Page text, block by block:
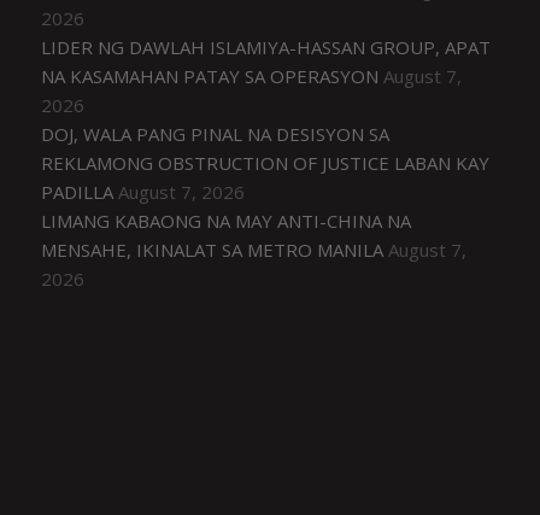
2026
LIDER NG DAWLAH ISLAMIYA-HASSAN GROUP, APAT
NA KASAMAHAN PATAY SA OPERASYON August 7,
2026
DOJ, WALA PANG PINAL NA DESISYON SA
REKLAMONG OBSTRUCTION OF JUSTICE LABAN KAY
PADILLA August 7, 2026
LIMANG KABAONG NA MAY ANTI-CHINA NA
MENSAHE, IKINALAT SA METRO MANILA August 7,
2026